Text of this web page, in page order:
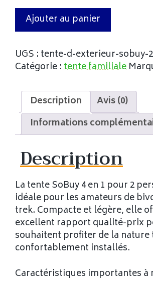
Ajouter au panier
UGS : tente-d-exterieur-sobuy-
Catégorie :tente familiale
Description
Avis (0)
Informations
Description
La tente SoBuy 4 en 1 pour 2
idéale pour les amateurs de
trek. Compacte et légère, elle
excellent rapport qualité-prix
souhaitent profiter de la nature
confortablement installés.
Caractéristiques importantes à